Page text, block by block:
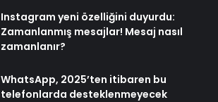
Instagram yeni özelliğini duyurdu:
Zamanlanmış mesajlar! Mesaj nasıl
zamanlanır?
WhatsApp, 2025’ten itibaren bu
telefonlarda desteklenmeyecek